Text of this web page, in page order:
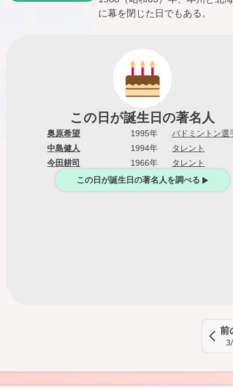
に幕を閉じた日でもある。
この日が誕生日の著名人
奥原希望 1995年
バドミントン選
中島健人
1994年
タレント
今田耕司
1966年
タレント
この日が誕生日の著名人を調べる
前